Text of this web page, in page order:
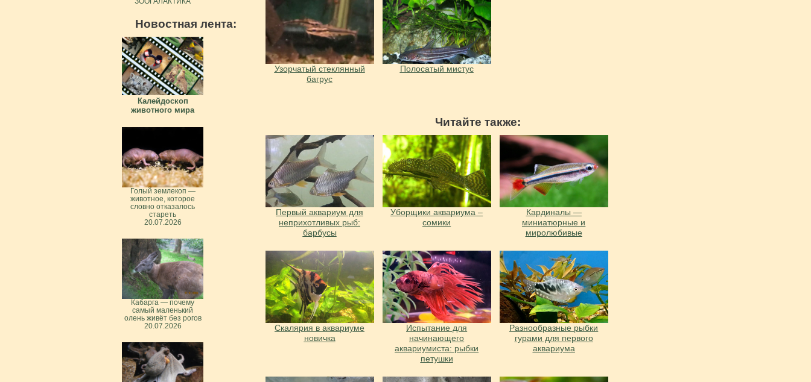
Узорчатый стеклянный
багрус
Полосатый мистус
Читайте также:
Первый аквариум для
неприхотливых рыб:
барбусы
Уборщики аквариума –
сомики
Кардиналы —
миниатюрные и
миролюбивые
Скалярия в аквариуме
новичка
Испытание для
начинающего
аквариумиста: рыбки
петушки
Разнообразные рыбки
гурами для первого
аквариума
Новостная лента:
Калейдоскоп
животного мира
Голый землекоп —
животное, которое
словно отказалось
стареть
20.07.2026
Кабарга — почему
самый маленький
олень живёт без рогов
20.07.2026